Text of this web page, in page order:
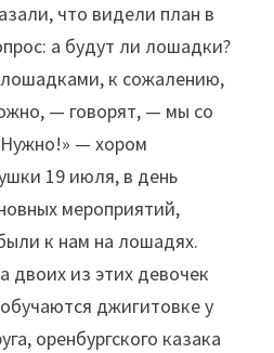
что видели план в
а будут ли лошадки?
к сожалению,
— говорят, — мы со
— хором
19 июля, в день
мероприятий,
к нам на лошадях.
двоих из этих девочек
джигитовке у
оренбургского казака